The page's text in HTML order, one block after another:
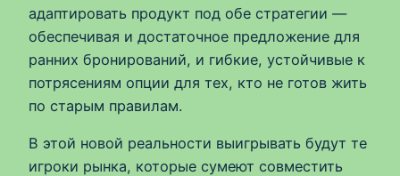
адаптировать продукт под обе стратегии —
обеспечивая и достаточное предложение для
ранних бронирований, и гибкие, устойчивые к
потрясениям опции для тех, кто не готов жить
по старым правилам.
В этой новой реальности выигрывать будут те
игроки рынка, которые сумеют совместить